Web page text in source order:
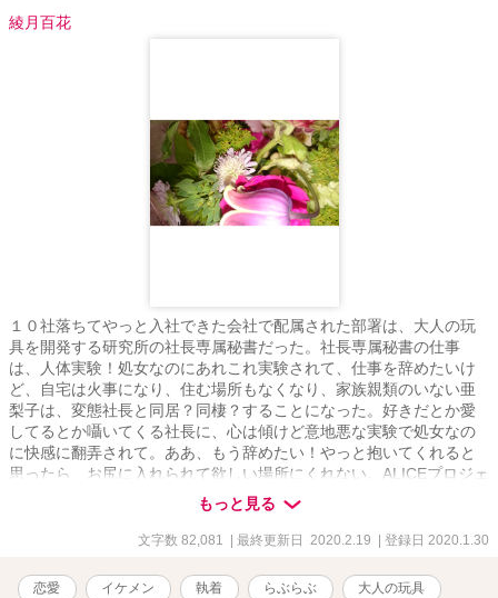
物の愛（溺愛）に変わるまで。 元婚約者への痛快な「ざまぁ」も収
万能で、酔うと少しだけ甘えん坊になる（本人は無自覚）。 ◆一条
蓮（28） ホテルグループの社長。美貌と才覚を併せ持つが、他人に
興味を示さないため「氷の貴公子」と呼ばれる。実は高校時代から
美月を一途に想い続けており、彼女のこととなると冷静さを失う。
綾月百花
１０社落ちてやっと入社できた会社で配属された部署は、大人の玩
具を開発する研究所の社長専属秘書だった。社長専属秘書の仕事
は、人体実験！処女なのにあれこれ実験されて、仕事を辞めたいけ
ど、自宅は火事になり、住む場所もなくなり、家族親類のいない亜
梨子は、変態社長と同居？同棲？することになった。好きだとか愛
してるとか囁いてくる社長に、心は傾けど意地悪な実験で処女なの
に快感に翻弄されて。ああ、もう辞めたい！やっと抱いてくれると
思ったら、お尻に入れられて欲しい場所にくれない。ALICEプロジェ
クトという実験は一体なんでしょう？エッチで悶々しちゃう亜梨子
のシンデレラストーリーです。
もっと見る
文字数 82,081 | 最終更新日 2020.2.19 | 登録日 2020.1.30
恋愛 イケメン 執着 らぶらぶ 大人の玩具